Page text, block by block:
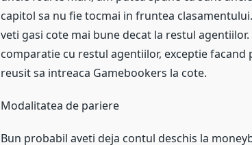
capitol sa nu fie tocmai in fruntea
veti gasi cote mai bune decat la restul
comparatie cu restul agentiilor, exceptie
reusit sa intreaca Gamebookers la cote.
Modalitatea de pariere
Bun probabil aveti deja contul deschis la